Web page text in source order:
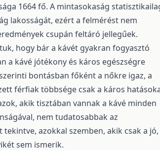
1664 fő. A mintasokaság
lakosságát, ezért a felmérést nem
csupán feltáró jellegűek.
hogy bár a kávét gyakran fogyasztó
a kávé jótékony és káros egészségre
bontásban főként a nőkre igaz, a
férfiak többsége csak a káros
akik tisztában vannak a kávé minden
nem tudatosabbak az
azokkal szemben, akik csak a jó,
sem ismerik.